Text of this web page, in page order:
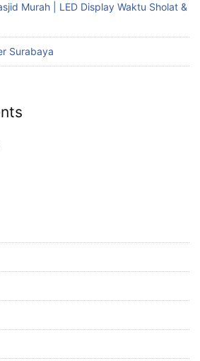
Murah | LED Display Waktu Sholat &
Surabaya